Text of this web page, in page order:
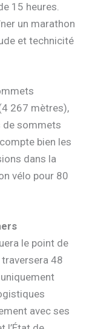
15 heures.
un marathon
et technicité
267 mètres),
de sommets
bien les
dans la
vélo pour 80
le point de
48
avec ses